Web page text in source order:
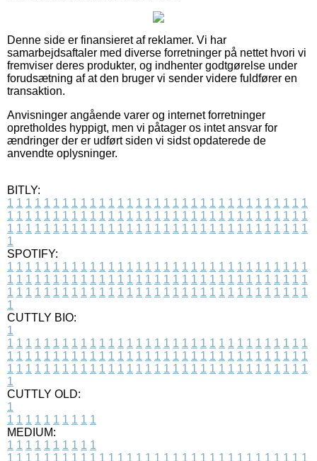
Denne side er finansieret af reklamer. Vi har
samarbejdsaftaler med diverse forretninger på nettet hvori vi
fremviser deres produkter, og indhenter godtgørelse under
forudsætning af at den bruger vi sender videre fuldfører en
transaktion.
Anvisninger angående varer og internet forretninger
opretholdes hyppigt, men vi påtager os intet ansvar for
ændringer der er udført siden vi sidst opdaterede de
anvendte oplysninger.
BITLY:
1 1 1 1 1 1 1 1 1 1 1 1 1 1 1 1 1 1 1 1 1 1 1 1 1 1 1 1 1 1 1 1 1
1 1 1 1 1 1 1 1 1 1 1 1 1 1 1 1 1 1 1 1 1 1 1 1 1 1 1 1 1 1 1 1 1
1 1 1 1 1 1 1 1 1 1 1 1 1 1 1 1 1 1 1 1 1 1 1 1 1 1 1 1 1 1 1 1 1
1
SPOTIFY:
1 1 1 1 1 1 1 1 1 1 1 1 1 1 1 1 1 1 1 1 1 1 1 1 1 1 1 1 1 1 1 1 1
1 1 1 1 1 1 1 1 1 1 1 1 1 1 1 1 1 1 1 1 1 1 1 1 1 1 1 1 1 1 1 1 1
1 1 1 1 1 1 1 1 1 1 1 1 1 1 1 1 1 1 1 1 1 1 1 1 1 1 1 1 1 1 1 1 1
1
CUTTLY BIO:
1
1 1 1 1 1 1 1 1 1 1 1 1 1 1 1 1 1 1 1 1 1 1 1 1 1 1 1 1 1 1 1 1 1
1 1 1 1 1 1 1 1 1 1 1 1 1 1 1 1 1 1 1 1 1 1 1 1 1 1 1 1 1 1 1 1 1
1 1 1 1 1 1 1 1 1 1 1 1 1 1 1 1 1 1 1 1 1 1 1 1 1 1 1 1 1 1 1 1 1
1
CUTTLY OLD:
1
1 1 1 1 1 1 1 1 1 1
MEDIUM:
1 1 1 1 1 1 1 1 1 1
1 1 1 1 1 1 1 1 1 1 1 1 1 1 1 1 1 1 1 1 1 1 1 1 1 1 1 1 1 1 1 1 1